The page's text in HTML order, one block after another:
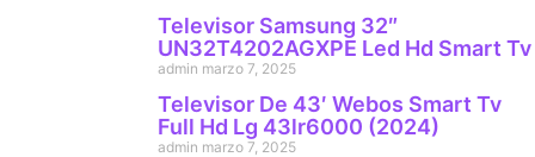
Televisor Samsung 32″
UN32T4202AGXPE Led Hd Smart Tv
admin marzo 7, 2025
Televisor De 43′ Webos Smart Tv
Full Hd Lg 43lr6000 (2024)
admin marzo 7, 2025